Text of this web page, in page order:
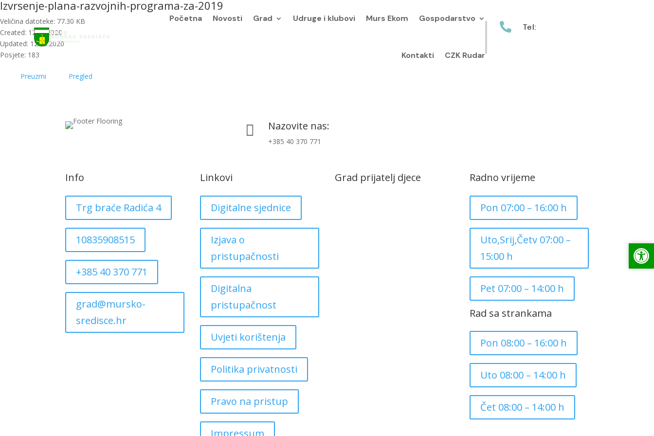
Početna Novosti Grad Udruge i klubovi Murs Ekom Gospodarstvo
Kontakti CZK Rudar
 Tel:
Izvrsenje-plana-razvojnih-programa-za-2019
Veličina datoteke: 77.30 KB
Created: 12.08.2020
Updated: 12.08.2020
Posjete: 183
Preuzmi Pregled
 Nazovite nas:
+385 40 370 771
Info
Trg braće Radića 4
10835908515
+385 40 370 771
grad@mursko-
sredisce.hr
Linkovi
Digitalne sjednice
Izjava o
pristupačnosti
Digitalna
pristupačnost
Uvjeti korištenja
Politika privatnosti
Pravo na pristup
Grad prijatelj djece Radno vrijeme
Pon 07:00 – 16:00 h
Uto,Srij,Četv 07:00 –
15:00 h
Pet 07:00 – 14:00 h
Rad sa strankama
Pon 08:00 – 16:00 h
Uto 08:00 – 14:00 h
Čet 08:00 – 14:00 h